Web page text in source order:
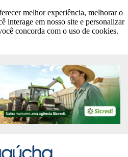
melhor experiência, melhorar o
interage em nosso site e personalizar
concorda com o uso de cookies.